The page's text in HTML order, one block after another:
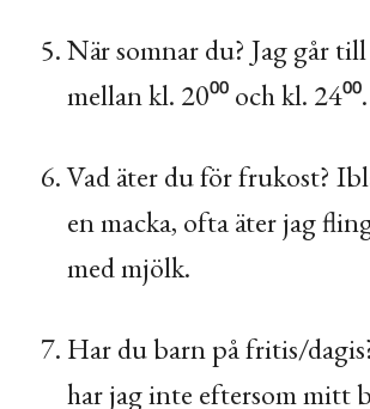
När somnar du? Jag går till
mellan kl. 20⁰⁰ och kl. 24⁰⁰.
Vad äter du för frukost?
en macka, ofta äter jag
med mjölk.
Har du barn på fritis/
har jag inte eftersom mitt